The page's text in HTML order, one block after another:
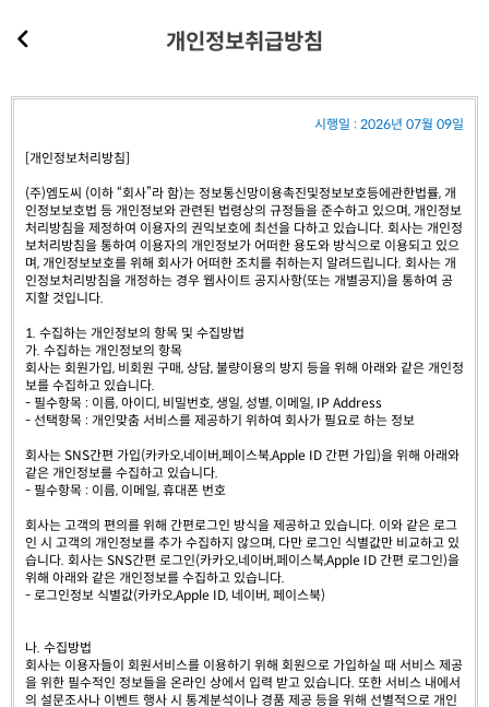
개인정보취급방침
시행일 : 2026년 07월 09일
[개인정보처리방침]
(주)엠도씨 (이하 “회사”라 함)는 정보통신망이용촉진및정보보호등에관한법률, 개
인정보보호법 등 개인정보와 관련된 법령상의 규정들을 준수하고 있으며, 개인정보
처리방침을 제정하여 이용자의 권익보호에 최선을 다하고 있습니다. 회사는 개인정
보처리방침을 통하여 이용자의 개인정보가 어떠한 용도와 방식으로 이용되고 있으
며, 개인정보보호를 위해 회사가 어떠한 조치를 취하는지 알려드립니다. 회사는 개
인정보처리방침을 개정하는 경우 웹사이트 공지사항(또는 개별공지)을 통하여 공
지할 것입니다.
1. 수집하는 개인정보의 항목 및 수집방법
가. 수집하는 개인정보의 항목
회사는 회원가입, 비회원 구매, 상담, 불량이용의 방지 등을 위해 아래와 같은 개인정
보를 수집하고 있습니다.
- 필수항목 : 이름, 아이디, 비밀번호, 생일, 성별, 이메일, IP Address
- 선택항목 : 개인맞춤 서비스를 제공하기 위하여 회사가 필요로 하는 정보
회사는 SNS간편 가입(카카오,네이버,페이스북,Apple ID 간편 가입)을 위해 아래와
같은 개인정보를 수집하고 있습니다.
- 필수항목 : 이름, 이메일, 휴대폰 번호
회사는 고객의 편의를 위해 간편로그인 방식을 제공하고 있습니다. 이와 같은 로그
인 시 고객의 개인정보를 추가 수집하지 않으며, 다만 로그인 식별값만 비교하고 있
습니다. 회사는 SNS간편 로그인(카카오,네이버,페이스북,Apple ID 간편 로그인)을
위해 아래와 같은 개인정보를 수집하고 있습니다.
- 로그인정보 식별값(카카오,Apple ID, 네이버, 페이스북)
나. 수집방법
회사는 이용자들이 회원서비스를 이용하기 위해 회원으로 가입하실 때 서비스 제공
을 위한 필수적인 정보들을 온라인 상에서 입력 받고 있습니다. 또한 서비스 내에서
의 설문조사나 이벤트 행사 시 통계분석이나 경품 제공 등을 위해 선별적으로 개인